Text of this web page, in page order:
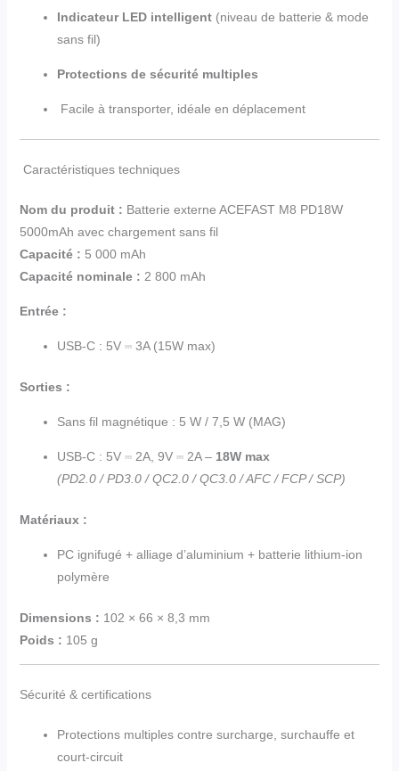
Indicateur LED intelligent(niveau de batterie & mode
sans fil)
Protections de sécurité multiples
Facile à transporter, idéale en déplacement
Caractéristiques techniques
Nom du produit : Batterie externe ACEFASTM8 PD18W
5000mAh avec chargement sans fil
Capacité : 5 000 mAh
Capacité nominale : 2 800 mAh
Entrée :
USB-C : 5V ⎓ 3A (15W max)
Sorties :
Sans fil magnétique : 5 W / 7,5 W (MAG)
USB-C : 5V ⎓ 2A, 9V ⎓ 2A – 18W max
(PD2.0 / PD3.0 / QC2.0 / QC3.0 / AFC / FCP / SCP)
Matériaux :
PC ignifugé + alliage d’aluminium + batterie lithium-ion
polymère
Dimensions : 102 × 66 × 8,3 mm
Poids : 105 g
Sécurité & certifications
Protections multiples contre surcharge, surchauffe et
court-circuit